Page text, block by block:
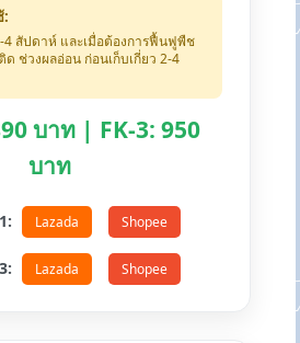
:
4 สัปดาห์ และเมื่อต้องการฟื้นฟูพืช
ด ช่วงผลอ่อน ก่อนเก็บเกี่ยว 2-4
บาท | FK-3: 950
บาท
Lazada Shopee
Lazada Shopee